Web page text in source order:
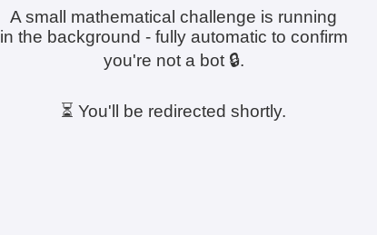
A small mathematical challenge is running
in the background - fully automatic to confirm
you're not a bot 🔒.
⏳ You'll be redirected shortly.